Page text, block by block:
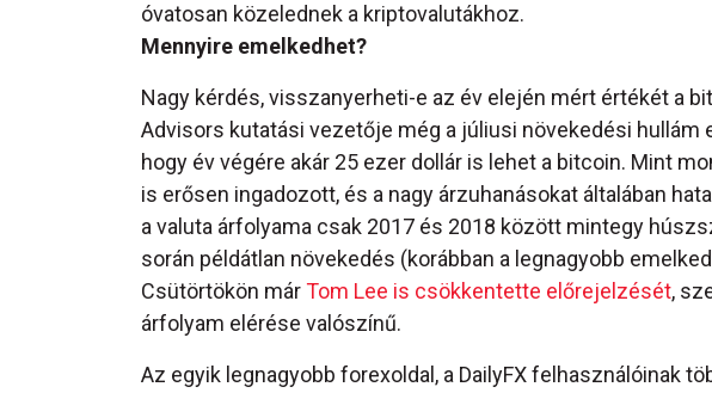
óvatosan közelednek a kriptovalutákhoz.
Mennyire emelkedhet?
Nagy kérdés, visszanyerheti-e az év elején mért értékét a
Advisors kutatási vezetője még a júliusi növekedési hullám
hogy év végére akár 25 ezer dollár is lehet a bitcoin. Mint
is erősen ingadozott, és a nagy árzuhanásokat általában
a valuta árfolyama csak 2017 és 2018 között mintegy
során példátlan növekedés (korábban a legnagyobb
Csütörtökön márTom Lee is csökkentette előrejelzését,
árfolyam elérése valószínű.
Az egyik legnagyobb forexoldal, a DailyFX felhasználóinak